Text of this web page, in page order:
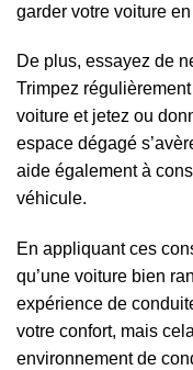
garder votre voiture
De plus, essayez de
Trimpez
voiture et jetez ou
espace dégagé
aide également à
véhicule.
En appliquant ces
qu’une voiture bien
expérience de
votre confort, mais
environnement de